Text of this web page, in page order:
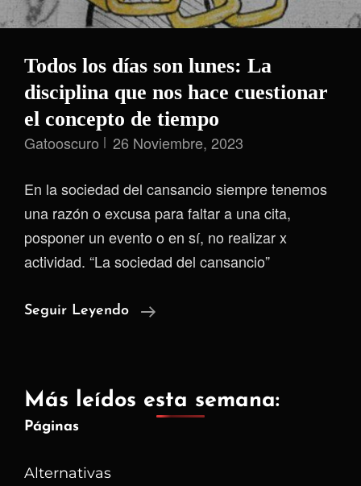
Todos los días son lunes: La
disciplina que nos hace cuestionar
el concepto de tiempo
Gatooscuro 26 Noviembre, 2023
En la sociedad del cansancio siempre tenemos
una razón o excusa para faltar a una cita,
posponer un evento o en sí, no realizar x
actividad. “La sociedad del cansancio”
Seguir Leyendo
Todos
Lunes:
Más leídos esta semana:
Páginas
Alternativas